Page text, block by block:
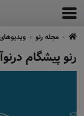
مجله رنو
رنو پیشگام